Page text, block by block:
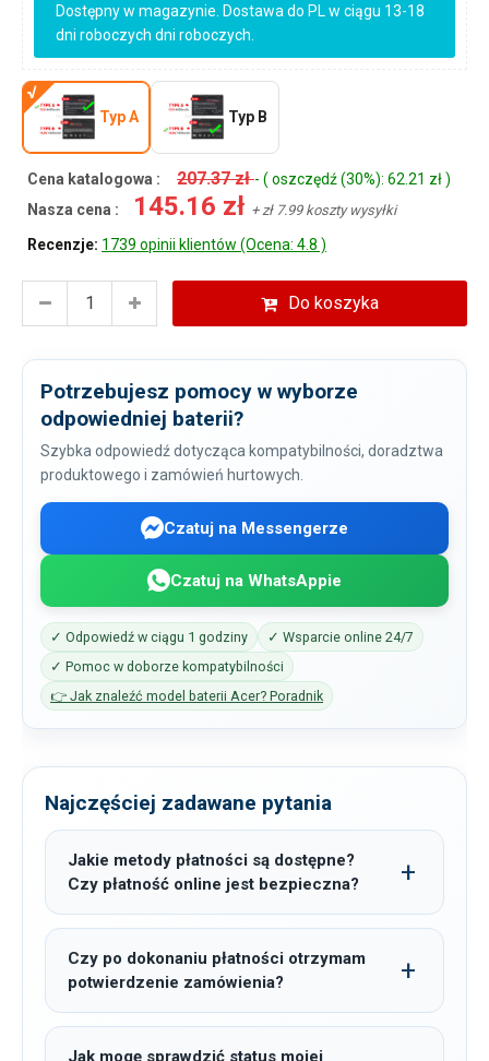
Dostępny w magazynie. Dostawa do PL w ciągu 13-18
dni roboczych dni roboczych.
Typ A Typ B
Cena katalogowa : 207.37 zł- ( oszczędź (30%): 62.21 zł )
Nasza cena :
145.16 zł + zł 7.99 koszty wysyłki
Recenzje: 1739 opinii klientów (Ocena: 4.8 )
Do koszyka
Potrzebujesz pomocy w wyborze
odpowiedniej baterii?
Szybka odpowiedź dotycząca kompatybilności, doradztwa
produktowego i zamówień hurtowych.
Czatuj na Messengerze
Czatuj na WhatsAppie
✓ Odpowiedź w ciągu 1 godziny
✓ Wsparcie online 24/7
✓ Pomoc w doborze kompatybilności
👉 Jak znaleźć model baterii Acer? Poradnik
Najczęściej zadawane pytania
Jakie metody płatności są dostępne?
Czy płatność online jest bezpieczna?
Czy po dokonaniu płatności otrzymam
potwierdzenie zamówienia?
Jak mogę sprawdzić status mojej